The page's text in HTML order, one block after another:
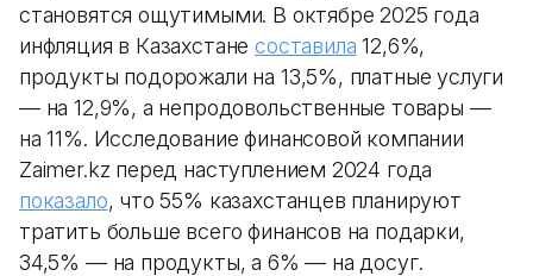
становятся ощутимыми. В октябре 2025 года
инфляция в Казахстанесоставила 12,6%,
продукты подорожали на 13,5%, платные услуги
— на 12,9%, а непродовольственные товары —
на 11%. Исследование финансовой компании
Zaimer.kz перед наступлением 2024 года
показало, что 55% казахстанцев планируют
тратить больше всего финансов на подарки,
34,5% — на продукты, а 6% — на досуг.